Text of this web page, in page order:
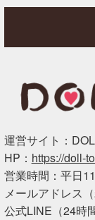
運営サイト：
HP： https://doll-
営業時間：平日
メールアドレス
公式LINE（24時